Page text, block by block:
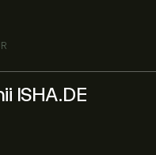
ISHA.DE